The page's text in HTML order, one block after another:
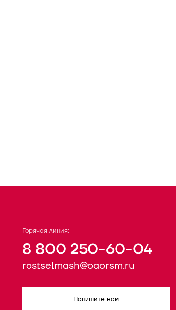
Горячая линия:
8 800 250-60-04
rostselmash@oaorsm.ru
Напишите нам